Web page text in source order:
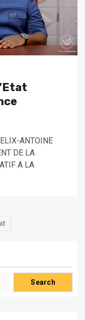
ANTOINE
DE LA
A LA
Search